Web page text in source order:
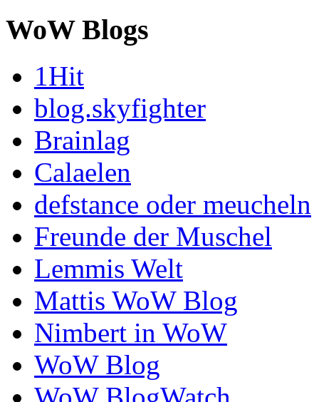
WoW Blogs
1Hit
blog.skyfighter
Brainlag
Calaelen
defstance oder meucheln
Freunde der Muschel
Lemmis Welt
Mattis WoW Blog
Nimbert in WoW
WoW Blog